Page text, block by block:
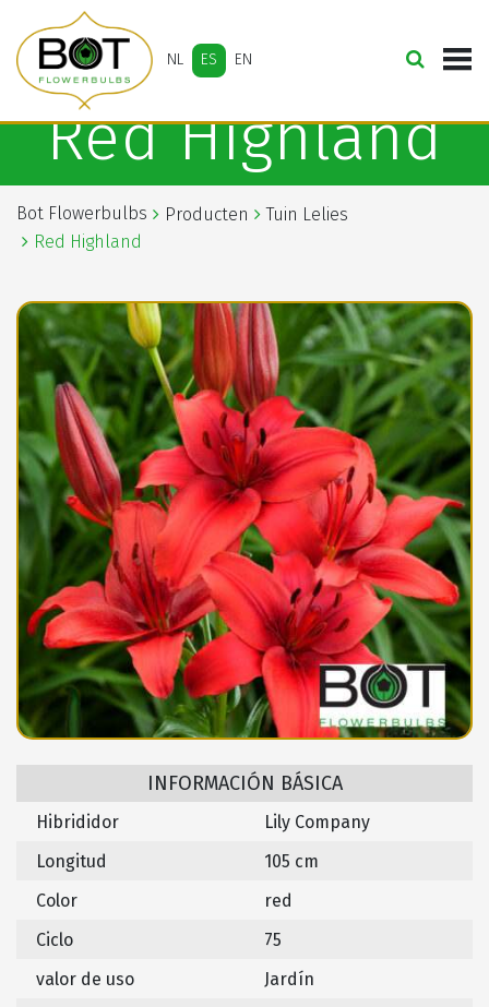
NL ES EN
Red Highland
Bot Flowerbulbs Producten
Tuin Lelies
Red Highland
INFORMACIÓN BÁSICA
Hibrididor
Lily Company
Longitud
105 cm
Color
red
Ciclo
75
valor de uso
Jardín